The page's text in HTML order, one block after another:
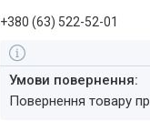
+380 (63) 522-52-01
повернення товару